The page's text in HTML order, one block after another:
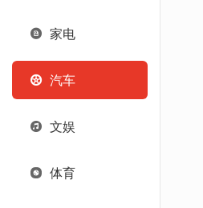
家电
汽车
文娱
体育